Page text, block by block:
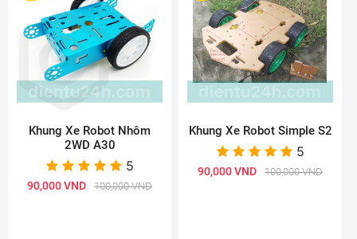
Khung Xe Robot Nhôm
2WD A30
5
90,000 VND 100,000 VND
Khung Xe Robot Simple S2
5
90,000 VND 100,000 VND